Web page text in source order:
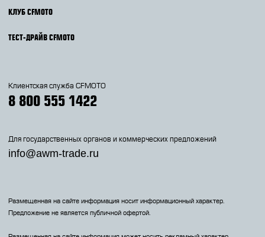
КЛУБ CFMOTO
ТЕСТ-ДРАЙВ CFMOTO
Клиентская служба CFMOTO
8 800 555 1422
Для государственных органов и коммерческих предложений
info@awm-trade.ru
Размещенная на сайте информация носит информационный характер.
Предложение не является публичной офертой.